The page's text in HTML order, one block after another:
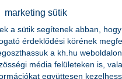
marketing sütik
a sütik segítenek abban,
érdeklődési körének
a kh.hu
média felületeken is,
együttesen